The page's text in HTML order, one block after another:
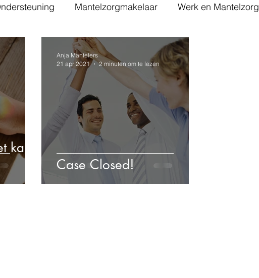
Mantelzorgmakelaar Werk en Mantelzorg
WMO
kan
Case Closed!
Anja Mantelers
21 apr 2021
2 minuten om te lezen